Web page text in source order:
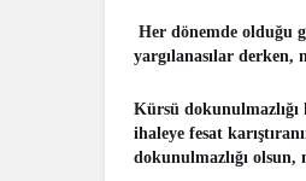
Her dönemde olduğu
yargılanasılar derken,
Kürsü dokunulmazlığı
ihaleye fesat
dokunulmazlığı